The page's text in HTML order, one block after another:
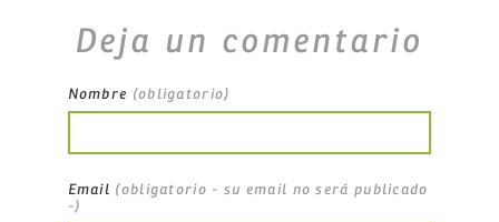
Deja un comentario
Nombre (obligatorio)
Email (obligatorio - su email no será publicado
-)